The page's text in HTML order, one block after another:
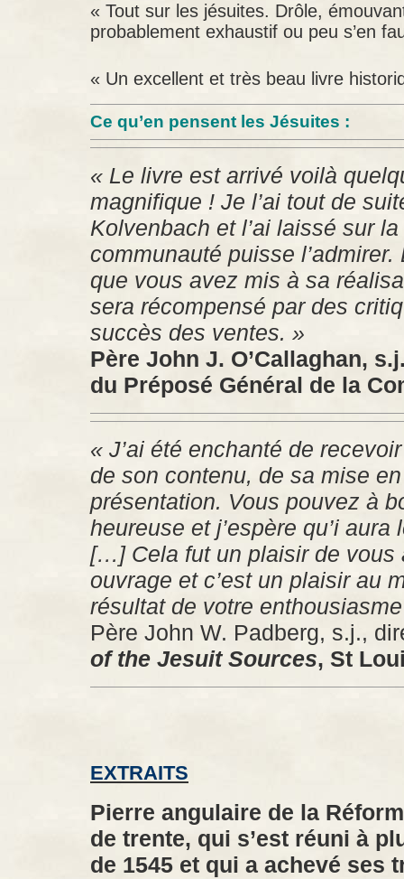
« Tout sur les jésuites. Drôle,
probablement exhaustif ou peu s’en
« Un excellent et très beau livre
Ce qu’en pensent les Jésuites :
« Le livre est arrivé voilà
magnifique ! Je l’ai tout de
Kolvenbach et l’ai laissé sur
communauté puisse
que vous avez mis à sa
sera récompensé par des
succès des ventes. »
Père John J. O’Callaghan,
du Préposé Général de la
« J’ai été enchanté de
de son contenu, de sa mise
présentation. Vous pouvez à
heureuse et j’espère qu’i aura
[…] Cela fut un plaisir de vous
ouvrage et c’est un plaisir au
résultat de votre
Père John W. Padberg, s.j.,
of the Jesuit Sources, St
EXTRAITS
Pierre angulaire de la
de trente, qui s’est réuni à
de 1545 et qui a achevé ses